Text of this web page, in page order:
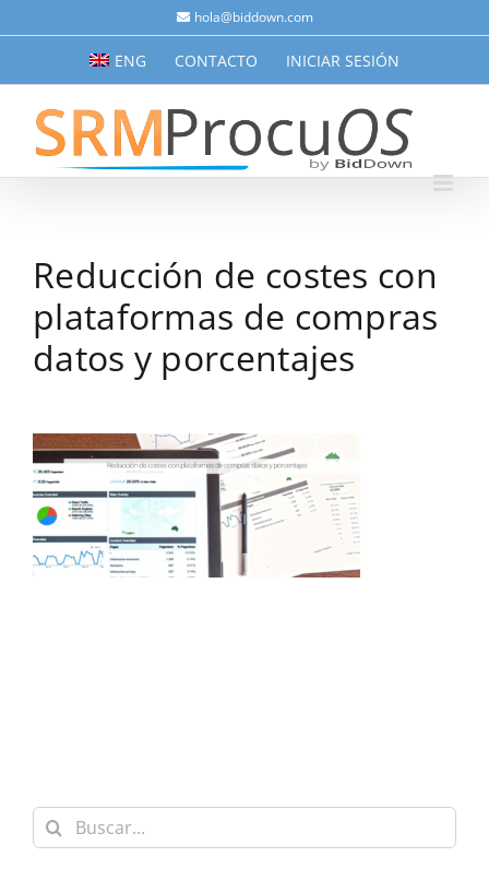
al
hola@biddown.com
ENG CONTACTO INICIAR SESIÓN
Reducción de costes con
plataformas de compras
datos y porcentajes
Buscar: